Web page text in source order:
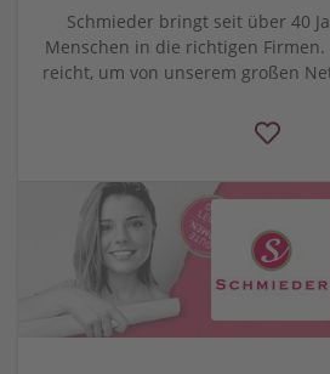
Schmieder bringt seit über 40
Menschen in die richtigen
reicht, um von unserem großen